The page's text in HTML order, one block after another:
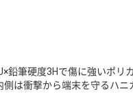
鉛筆硬度3Hで傷に強いポリ
は衝撃から端末を守るハニ